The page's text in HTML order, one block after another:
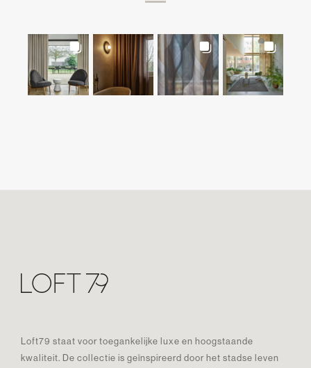
Loft79 staat voor toegankelijke luxe en hoogstaande
kwaliteit. De collectie is geïnspireerd door het stadse leven